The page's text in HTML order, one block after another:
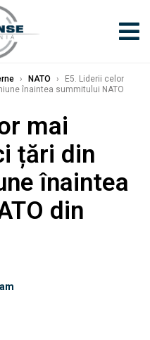
› NATO ›
E5. Liderii celor
înaintea summitului NATO
mai
țări din
înaintea
din